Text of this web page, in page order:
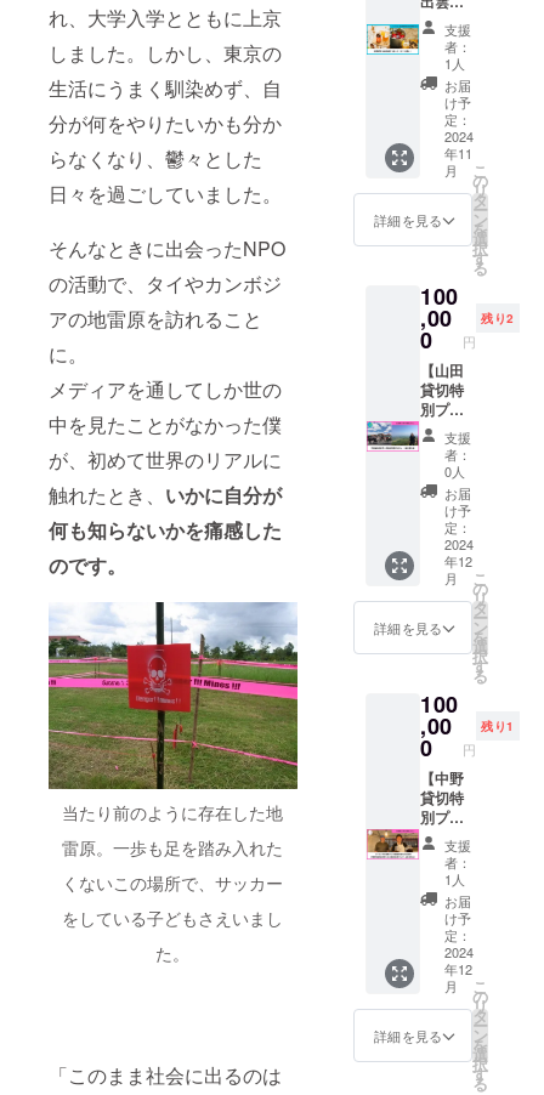
れ、大学入学とともに上京
しました。しかし、東京の
生活にうまく馴染めず、自
分が何をやりたいかも分か
らなくなり、鬱々とした
日々を過ごしていました。
そんなときに出会ったNPO
の活動で、タイやカンボジ
アの地雷原を訪れること
に。
メディアを通してしか世の
中を見たことがなかった僕
が、初めて世界のリアルに
触れたとき、 いかに自分が
何も知らないかを痛感した
のです。
当たり前のように存在した地
雷原。一歩も足を踏み入れた
くないこの場所で、サッカー
をしている子どもさえいまし
た。
「このまま社会に出るのは
の数が
多い場
合、お
届けが
12月以
降にな
ること
もあり
ますの
で予め
ご了承
くださ
い。
お時間
にお越
しくだ
さい。 *
詳細は
別途
メール
にてご
連絡い
たしま
支援に
あたっ
意点＞
※こちら
は購入
できる
権利に
なりま
す。
ビール
は、通
信販売
酒類小
売業免
許を有
する石
見麦酒
様から
お送り
す。 ・
20歳未
による
飲酒は
法令で
禁止さ
れてい
ます。
20歳未
満の方
はこの
リター
ンを選
択でき
ませ
ん。 ・
現在の
画像は
イメー
す。 ・
ご住所
催日
時：
12/1(日)
14~18
時頃開
催予定
開催場
所：松
他：出
入り自
となり
ますの
で、ご
都合の
良いお
時間に
お越し
くださ
い。 *詳
細は別
途メー
ルにて
ご連絡
いたし
ます ＜
たって
の注意
は購入
できる
権利に
なりま
す。
ビール
は、通
信販売
酒類小
売業免
許を有
する石
見麦酒
様から
お送り
20歳未
満の者
す。 商
品開封
前には
必ずお
届けの
リター
ンに貼
付され
たラベ
ルや注
をご確
認くだ
イベン
トにご
招待し
ます 開
催日
時：
12/7(土)
14~18
時頃開
催予定
開催場
所：恵
比寿駅
近辺 そ
の他：
自由の
イベン
ので、
ご都合
の良い
お時間
にお越
しくだ
さい。 *
詳細は
別途
メール
にてご
連絡い
たしま
支援に
あたっ
意点＞
※こちら
ト
（350m
l）：4
本 ・
コーラ
ブラッ
（350m
l）：2
材料及
び添加
届け商
品のラ
ベルに
れま
す。 商
品開封
前には
必ずお
届けの
リター
ンに貼
付され
たラベ
ルや注
意書き
をご確
認くだ
トにご
招待し
ます 開
時：
12/8(日)
14~18
時頃開
催予定
開催場
所：恵
比寿駅
近辺 そ
の他：
出入り
自由の
イベン
ブラッ
（350m
l）：2
本 ②ス
パイス
カレー
キット
×4個 ・
チキン
カレー
（45g）
・ひき
肉のカ
レー
キット
（50g）
：2個
③ドリ
ンクシ
ロップ
×4種類
・クラ
フト
コーラ
（100m
l）：1
本 ・ク
ラフト
エナ
（100m
本 ・ジ
ン
ジャー
チャイ
（100m
l）：1
本 ・こ
ども
コーラ
（100m
l）：1
本 ④す
ぐ飲め
るクラ
フト
コーラ
（250m
l）×6本
SPICE
LAB.堪
能プラ
ン】 ＜
リター
ン詳細
＞ ①ス
パイス
カレー
キット
×6個 ・
チキン
（45g）
：3個
・ひき
肉のカ
レー
キット
（50g）
：3個
②ドリ
ンクシ
ロップ
×4種類
・クラ
フト
コーラ
（100m
l）：1
本 ・ク
ラフト
（100m
l）：1
本 ・ジ
ン
ジャー
チャイ
（100m
l）：1
本 ・こ
ども
コーラ
（100m
l）：1
本 ③す
ぐ飲め
るクラ
フト
コーラ
（250m
支援
者：
1人
お届
け予
定：
2024
年11
月
詳細を見る
こ
の
リ
タ
ー
ン
を
選
択
す
る
100
,00
0 円
残り2
【山田
貸切特
別プラ
ン】 ※
飲食代
込み ※4
名まで
参加可
◆世界
を回っ
た山田
と旅の
話をし
ながら
飲むプ
土産に
クラフ
トビー
ル（6
本）を
お渡し
しま
す。 参
加人
数：最
大4名ま
でご参
加可能
開催日
程：
2024年
冬以降
で、個
別に日
支援
者：
0人
お届
け予
定：
2024
年12
月
詳細を見る
こ
の
リ
タ
ー
ン
を
選
択
す
る
100
,00
0 円
残り1
【中野
貸切特
別プラ
ン】 ※
飲食代
込み ※4
名まで
参加可
◆早実×
大社高
校 野
球部OB
と野球
の話を
しなが
支援
者：
1人
お届
け予
定：
2024
年12
月
詳細を見る
こ
の
リ
タ
ー
ン
を
選
択
す
る